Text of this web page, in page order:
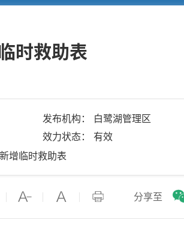
时救助表
发布机构： 白鹭湖管理区
效力状态： 有效
临时救助表
分享至